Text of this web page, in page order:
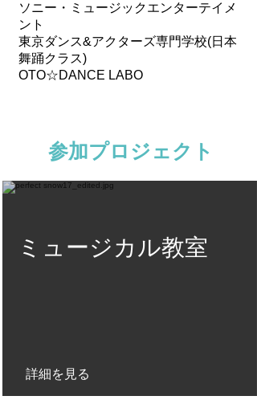
ソニー・ミュージックエンターテイメ
ント
東京ダンス&アクターズ専門学校(日本
舞踊クラス)
OTO☆DANCE LABO
参加プロジェクト
​ミュージカル教室
詳細を見る